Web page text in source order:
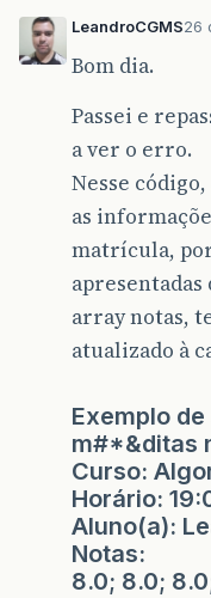
LeandroCGMS26
Bom dia.
Passei e
a ver o erro.
Nesse
as
matrícula,
array notas,
atualizado à
Exemplo
m#*&ditas
Curso:
Horário:
Aluno(a):
Notas:
8.0; 8.0;